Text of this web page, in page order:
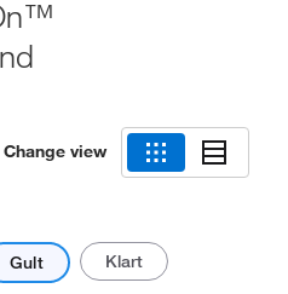
Change view
Gult Klart